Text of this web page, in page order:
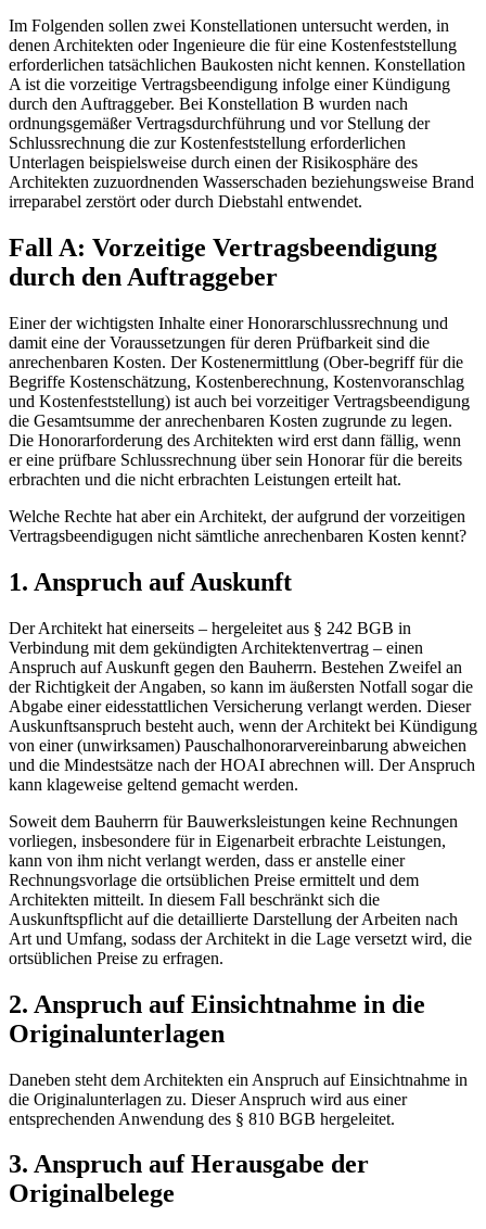
Im Folgenden sollen zwei Konstellationen untersucht werden, in
denen Architekten oder Ingenieure die für eine Kostenfeststellung
erforderlichen tatsächlichen Baukosten nicht kennen. Konstellation
A ist die vorzeitige Vertragsbeendigung infolge einer Kündigung
durch den Auftraggeber. Bei Konstellation B wurden nach
ordnungsgemäßer Vertragsdurchführung und vor Stellung der
Schlussrechnung die zur Kostenfeststellung erforderlichen
Unterlagen beispielsweise durch einen der Risikosphäre des
Architekten zuzuordnenden Wasserschaden beziehungsweise Brand
irreparabel zerstört oder durch Diebstahl entwendet.
Fall A: Vorzeitige Vertragsbeendigung
durch den Auftraggeber
Einer der wichtigsten Inhalte einer Honorarschlussrechnung und
damit eine der Voraussetzungen für deren Prüfbarkeit sind die
anrechenbaren Kosten. Der Kostenermittlung (Ober-begriff für die
Begriffe Kostenschätzung, Kostenberechnung, Kostenvoranschlag
und Kostenfeststellung) ist auch bei vorzeitiger Vertragsbeendigung
die Gesamtsumme der anrechenbaren Kosten zugrunde zu legen.
Die Honorarforderung des Architekten wird erst dann fällig, wenn
er eine prüfbare Schlussrechnung über sein Honorar für die bereits
erbrachten und die nicht erbrachten Leistungen erteilt hat.
Welche Rechte hat aber ein Architekt, der aufgrund der vorzeitigen
Vertragsbeendigugen nicht sämtliche anrechenbaren Kosten kennt?
1. Anspruch auf Auskunft
Der Architekt hat einerseits – hergeleitet aus § 242 BGB in
Verbindung mit dem gekündigten Architektenvertrag – einen
Anspruch auf Auskunft gegen den Bauherrn. Bestehen Zweifel an
der Richtigkeit der Angaben, so kann im äußersten Notfall sogar die
Abgabe einer eidesstattlichen Versicherung verlangt werden. Dieser
Auskunftsanspruch besteht auch, wenn der Architekt bei Kündigung
von einer (unwirksamen) Pauschalhonorarvereinbarung abweichen
und die Mindestsätze nach der HOAI abrechnen will. Der Anspruch
kann klageweise geltend gemacht werden.
Soweit dem Bauherrn für Bauwerksleistungen keine Rechnungen
vorliegen, insbesondere für in Eigenarbeit erbrachte Leistungen,
kann von ihm nicht verlangt werden, dass er anstelle einer
Rechnungsvorlage die ortsüblichen Preise ermittelt und dem
Architekten mitteilt. In diesem Fall beschränkt sich die
Auskunftspflicht auf die detaillierte Darstellung der Arbeiten nach
Art und Umfang, sodass der Architekt in die Lage versetzt wird, die
ortsüblichen Preise zu erfragen.
2. Anspruch auf Einsichtnahme in die
Originalunterlagen
Daneben steht dem Architekten ein Anspruch auf Ein­sichtnahme in
die Originalunterlagen zu. Dieser Anspruch wird aus einer
entsprechenden Anwendung des § 810 BGB hergeleitet.
3. Anspruch auf Herausgabe der
Originalbelege